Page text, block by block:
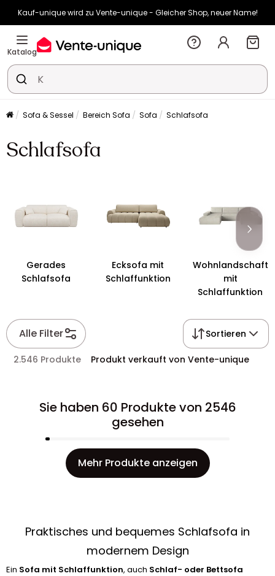
Kauf-unique wird zu Vente-unique - Gleicher Shop, neuer Name!
-10% ab 400€ mitHEAT10auf Vente-unique-Produkte
Noch:
Katalog
Sofa & Sessel Bereich Sofa Sofa Schlafsofa
Schlafsofa
Gerades
Schlafsofa
Ecksofa mit
Schlaffunktion
Wohnlandschaft
mit
Schlaffunktion
Alle Filter Sortieren
2.546 Produkte Produkt verkauft von Vente-unique
Sie haben 60 Produkte von 2546
gesehen
Mehr Produkte anzeigen
Praktisches und bequemes Schlafsofa in
modernem Design
Ein Sofa mit Schlaffunktion, auch Schlaf- oder Bettsofa